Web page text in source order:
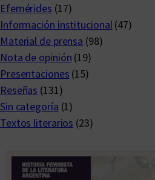
Efemérides (17)
Información institucional(47)
Material de prensa (98)
Nota de opinión (19)
Presentaciones (15)
Reseñas (131)
Sin categoría (1)
Textos literarios (23)